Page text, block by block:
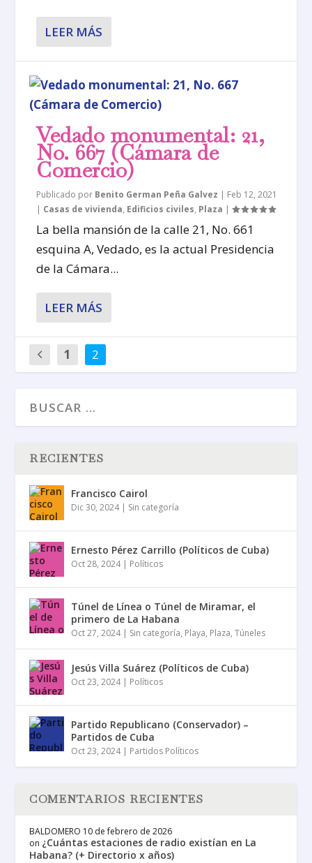
LEER MÁS
Vedado monumental: 21,
No. 667 (Cámara de
Comercio)
Publicado por Benito German Peña Galvez | Feb 12, 2021
| Casas de vivienda, Edificios civiles, Plaza |
La bella mansión de la calle 21, No. 661
esquina A, Vedado, es la actual Presidencia
de la Cámara...
LEER MÁS
1 2
RECIENTES
Francisco Cairol
Dic 30, 2024| Sin categoría
Ernesto Pérez Carrillo (Políticos de Cuba)
Oct 28, 2024| Políticos
Túnel de Línea o Túnel de Miramar, el
primero de La Habana
Oct 27, 2024| Sin categoría, Playa, Plaza,Túneles
Jesús Villa Suárez (Políticos de Cuba)
Oct 23, 2024| Políticos
Partido Republicano (Conservador) –
Partidos de Cuba
Oct 23, 2024| Partidos Políticos
COMENTARIOS RECIENTES
BALDOMERO 10 de febrero de 2026
on ¿Cuántas estaciones de radio existían en La
Habana? (+ Directorio x años)